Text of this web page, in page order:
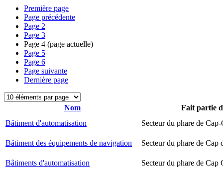
Première page
Page précédente
Page 2
Page 3
Page 4 (page actuelle)
Page 5
Page 6
Page suivante
Dernière page
Nom
Fait partie
Bâtiment d'automatisation
Secteur du phare de Cap-
Bâtiment des équipements de navigation Secteur du phare de Cap
Bâtiments d'automatisation Secteur du phare de Cap